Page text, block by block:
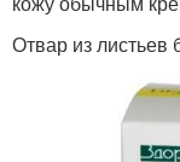
Отвар из листьев